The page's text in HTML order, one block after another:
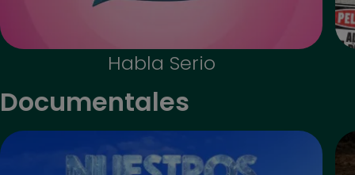
Habla Serio
Documentales